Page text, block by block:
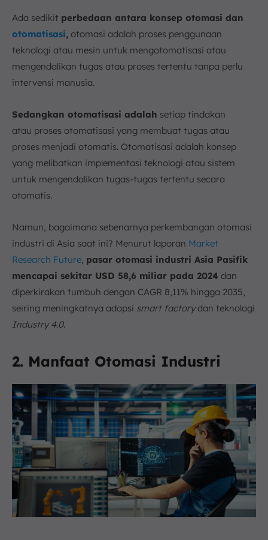
Ada sedikit perbedaan antara konsep otomasi dan
otomatisasi, otomasi adalah proses penggunaan
teknologi atau mesin untuk mengotomatisasi atau
mengendalikan tugas atau proses tertentu tanpa perlu
intervensi manusia.
Sedangkan otomatisasi adalah setiap tindakan
atau proses otomatisasi yang membuat tugas atau
proses menjadi otomatis. Otomatisasi adalah konsep
yang melibatkan implementasi teknologi atau sistem
untuk mengendalikan tugas-tugas tertentu secara
otomatis.
Namun, bagaimana sebenarnya perkembangan otomasi
industri di Asia saat ini? Menurut laporan Market
Research Future, pasar otomasi industri Asia Pasifik
mencapai sekitar USD 58,6 miliar pada 2024 dan
diperkirakan tumbuh dengan CAGR 8,11% hingga 2035,
seiring meningkatnya adopsi smart factorydan teknologi
Industry 4.0.
2. Manfaat Otomasi Industri